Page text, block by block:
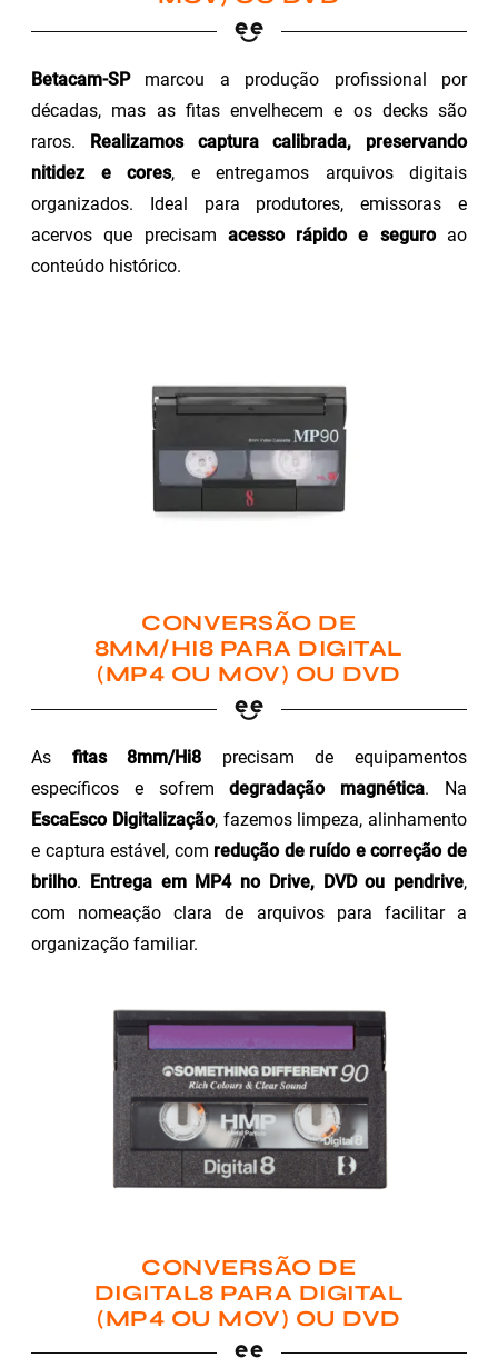
Betacam-SPmarcou a produção profissional por
décadas, mas as fitas envelhecem e os decks são
raros.
Realizamos captura calibrada, preservando
nitidez e cores, e entregamos arquivos digitais
organizados. Ideal para produtores, emissoras e
acervos que precisam acesso rápido e seguroao
conteúdo histórico.
CONVERSÃO DE
8MM/HI8 PARA DIGITAL
(MP4 OU MOV) OU DVD
As fitas 8mm/Hi8 precisam de equipamentos
específicos e sofremdegradação magnética. Na
EscaEsco Digitalização, fazemos limpeza, alinhamento
e captura estável, com redução de ruído e correção de
brilho. Entrega em MP4 no Drive, DVD ou pendrive,
com nomeação clara de arquivos para facilitar a
organização familiar.
CONVERSÃO DE
DIGITAL8 PARA DIGITAL
(MP4 OU MOV) OU DVD